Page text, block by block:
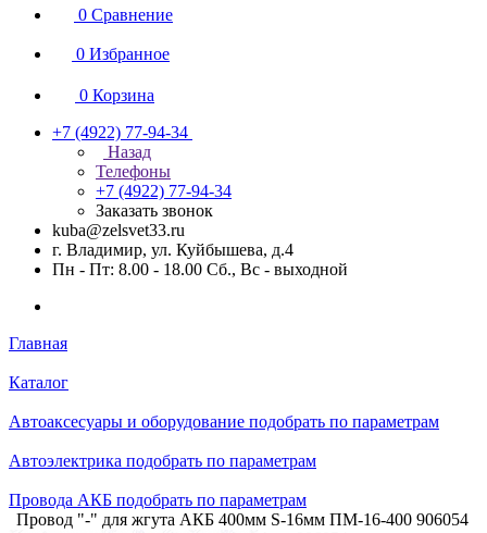
0 Сравнение
0 Избранное
0 Корзина
+7 (4922) 77-94-34
Назад
Телефоны
+7 (4922) 77-94-34
Заказать звонок
kuba@zelsvet33.ru
г. Владимир, ул. Куйбышева, д.4
Пн - Пт: 8.00 - 18.00 Сб., Вс - выходной
Главная
Каталог
Автоаксесуары и оборудование подобрать по параметрам
Автоэлектрика подобрать по параметрам
Провода АКБ подобрать по параметрам
Провод "-" для жгута АКБ 400мм S-16мм ПМ-16-400 906054